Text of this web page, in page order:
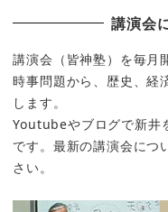
講演会
講演会（皆神塾）を毎月
時事問題から、歴史、経
します。
Youtubeやブログで新井
です。最新の講演会につ
さい。